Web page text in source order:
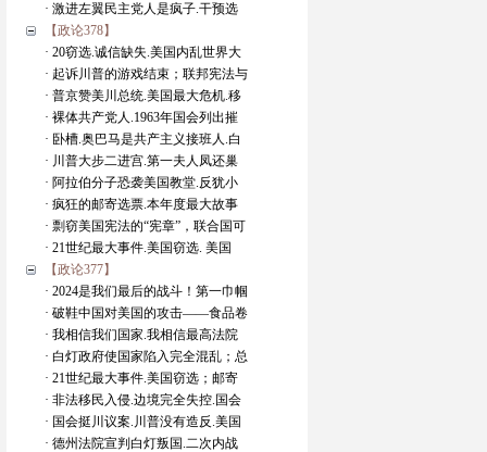
· 激进左翼民主党人是疯子.干预选
【政论378】
· 20窃选.诚信缺失.美国内乱世界大
· 起诉川普的游戏结束；联邦宪法与
· 普京赞美川总统.美国最大危机.移
· 裸体共产党人.1963年国会列出摧
· 卧槽.奥巴马是共产主义接班人.白
· 川普大步二进宫.第一夫人凤还巢
· 阿拉伯分子恐袭美国教堂.反犹小
· 疯狂的邮寄选票.本年度最大故事
· 剽窃美国宪法的“宪章”，联合国可
· 21世纪最大事件.美国窃选. 美国
【政论377】
· 2024是我们最后的战斗！第一巾帼
· 破鞋中国对美国的攻击——食品卷
· 我相信我们国家.我相信最高法院
· 白灯政府使国家陷入完全混乱；总
· 21世纪最大事件.美国窃选；邮寄
· 非法移民入侵.边境完全失控.国会
· 国会挺川议案.川普没有造反.美国
· 德州法院宣判白灯叛国.二次内战